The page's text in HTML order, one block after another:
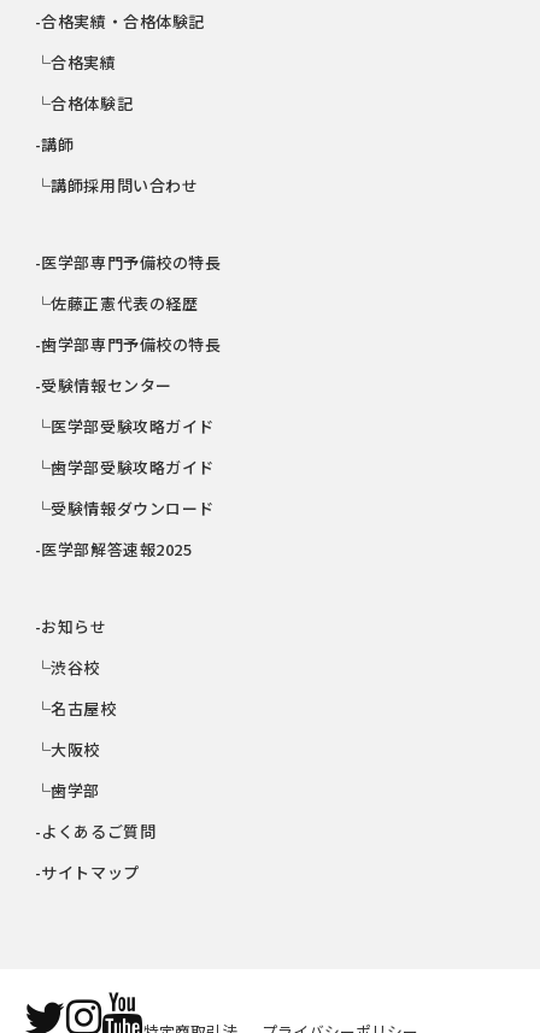
-合格実績・合格体験記
└合格実績
└合格体験記
-講師
└講師採用問い合わせ
-医学部専門予備校の特長
└佐藤正憲代表の経歴
-歯学部専門予備校の特長
-受験情報センター
└医学部受験攻略ガイド
└歯学部受験攻略ガイド
└受験情報ダウンロード
-医学部解答速報2025
-お知らせ
└渋谷校
└名古屋校
└大阪校
└歯学部
-よくあるご質問
-サイトマップ